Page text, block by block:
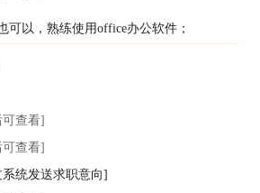
可以，熟练使用office办公软件；
查看]
查看]
系统发送求职意向]